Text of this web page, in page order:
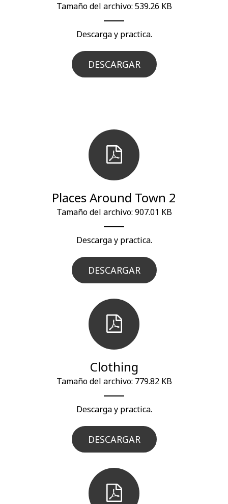
Tamaño del archivo: 539.26 KB
Descarga y practica.
DESCARGAR
Places Around Town 2
Tamaño del archivo: 907.01 KB
Descarga y practica.
DESCARGAR
Clothing
Tamaño del archivo: 779.82 KB
Descarga y practica.
DESCARGAR